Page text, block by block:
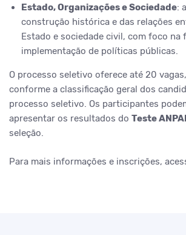
Estado, Organizações e Sociedade:
construção histórica e das relações
Estado e sociedade civil, com foco na
implementação de políticas públicas.
O processo seletivo oferece até 20
conforme a classificação geral dos
processo seletivo. Os participantes
apresentar os resultados do Teste
seleção.
Para mais informações e inscrições,